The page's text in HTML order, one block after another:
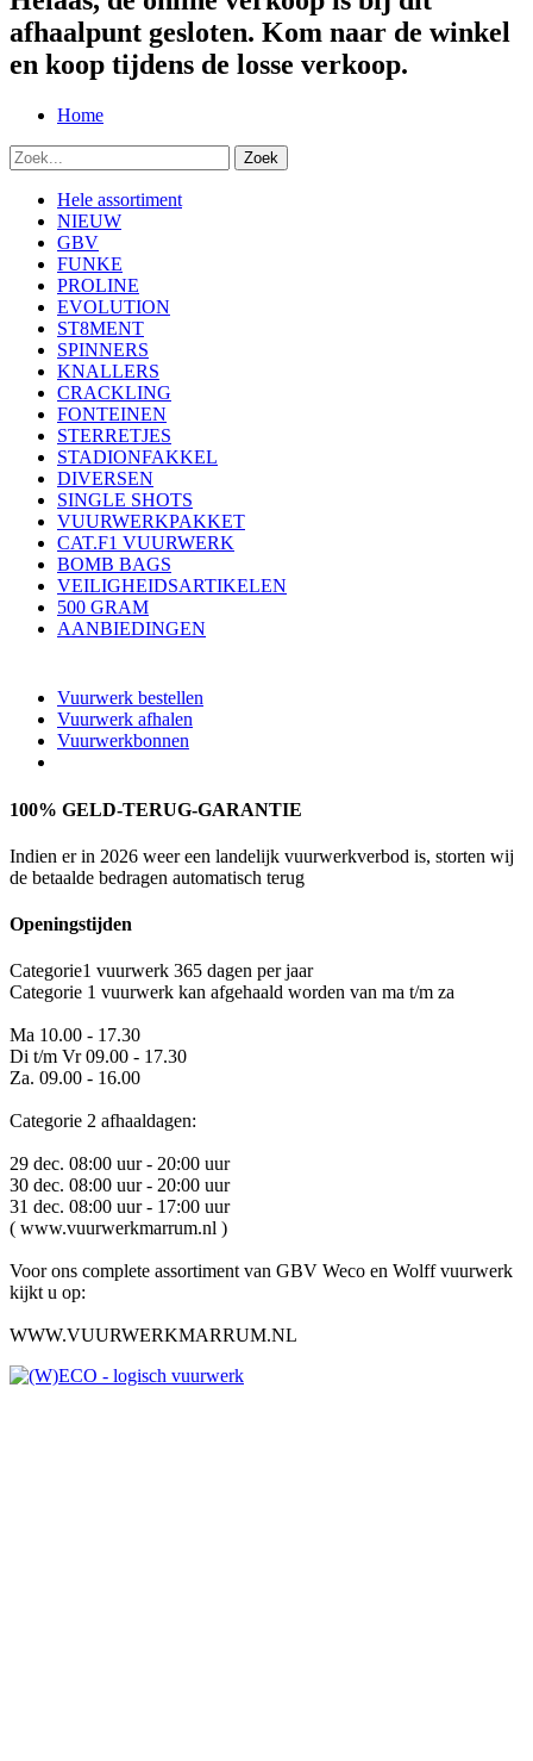
afhaalpunt gesloten. Kom naar de winkel
en koop tijdens de losse verkoop.
Home
Hele assortiment
NIEUW
GBV
FUNKE
PROLINE
EVOLUTION
ST8MENT
SPINNERS
KNALLERS
CRACKLING
FONTEINEN
STERRETJES
STADIONFAKKEL
DIVERSEN
SINGLE SHOTS
VUURWERKPAKKET
CAT.F1 VUURWERK
BOMB BAGS
VEILIGHEIDSARTIKELEN
500 GRAM
AANBIEDINGEN
Vuurwerk bestellen
Vuurwerk afhalen
Vuurwerkbonnen
100% GELD-TERUG-GARANTIE
Indien er in 2026 weer een landelijk vuurwerkverbod is, storten wij
de betaalde bedragen automatisch terug
Openingstijden
Categorie1 vuurwerk 365 dagen per jaar
Categorie 1 vuurwerk kan afgehaald worden van ma t/m za
Ma 10.00 - 17.30
Di t/m Vr 09.00 - 17.30
Za. 09.00 - 16.00
Categorie 2 afhaaldagen:
29 dec. 08:00 uur - 20:00 uur
30 dec. 08:00 uur - 20:00 uur
31 dec. 08:00 uur - 17:00 uur
( www.vuurwerkmarrum.nl )
Voor ons complete assortiment van GBV Weco en Wolff vuurwerk
kijkt u op:
WWW.VUURWERKMARRUM.NL